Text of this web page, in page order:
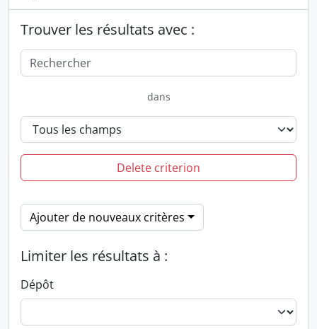
Trouver les résultats avec :
dans
Delete criterion
Ajouter de nouveaux critères
Limiter les résultats à :
Dépôt